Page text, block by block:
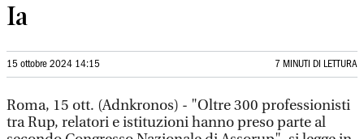
Ia
15 ottobre 2024 14:15 7 MINUTI DI LETTURA
Roma, 15 ott. (Adnkronos) - "Oltre 300 professionisti
tra Rup, relatori e istituzioni hanno preso parte al